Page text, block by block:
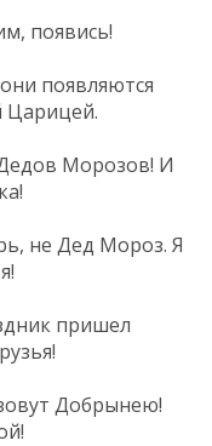
появись!
появляются
Царицей.
Морозов! И
не Дед Мороз. Я
пришел
Добрынею!